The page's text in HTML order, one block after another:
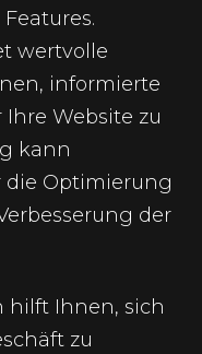
wertvolle
informierte
Website zu
kann
die Optimierung
der
hilft Ihnen, sich
zu